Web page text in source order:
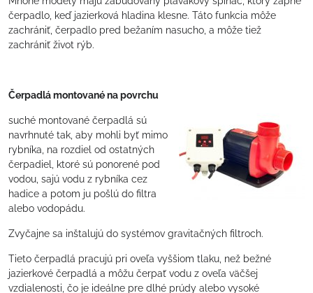
čerpadlo, keď jazierková hladina klesne. Táto funkcia môže
zachrániť, čerpadlo pred bežaním nasucho, a môže tiež
zachrániť život rýb.
Čerpadlá montované na povrchu
suché montované čerpadlá sú
navrhnuté tak, aby mohli byť mimo
rybníka, na rozdiel od ostatných
čerpadiel, ktoré sú ponorené pod
vodou, sajú vodu z rybníka cez
hadice a potom ju pošlú do filtra
alebo vodopádu.
Zvyčajne sa inštalujú do systémov gravitačných filtroch.
Tieto čerpadlá pracujú pri oveľa vyššiom tlaku, než bežné
jazierkové čerpadlá a môžu čerpať vodu z oveľa väčšej
vzdialenosti, čo je ideálne pre dlhé prúdy alebo vysoké